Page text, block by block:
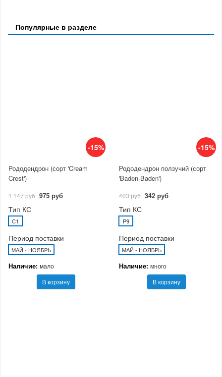
Популярные в разделе
-15%
Рододендрон (сорт 'Cream
Crest')
1 147 руб 975 руб
Тип КС
C1
Период поставки
МАЙ - НОЯБРЬ
Наличие: мало
В корзину
-15%
Рододендрон ползучий (сорт
'Baden-Baden')
403 руб 342 руб
Тип КС
P9
Период поставки
МАЙ - НОЯБРЬ
Наличие: много
В корзину